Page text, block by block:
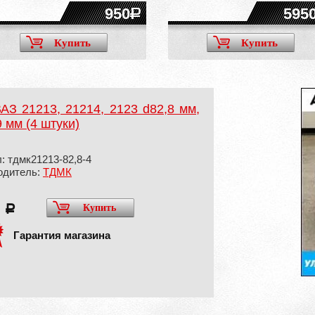
950
Купить Купить
21213, 21214, 2123 d82,8 мм,
мм (4 штуки)
тдмк21213-82,8-4
ТДМК
a Купить
Гарантия магазина